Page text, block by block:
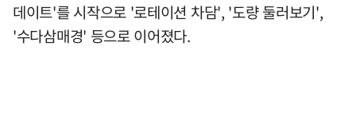
데이트'를 시작으로 '로테이션 차담', '도량 둘러보기',
'수다삼매경' 등으로 이어졌다.